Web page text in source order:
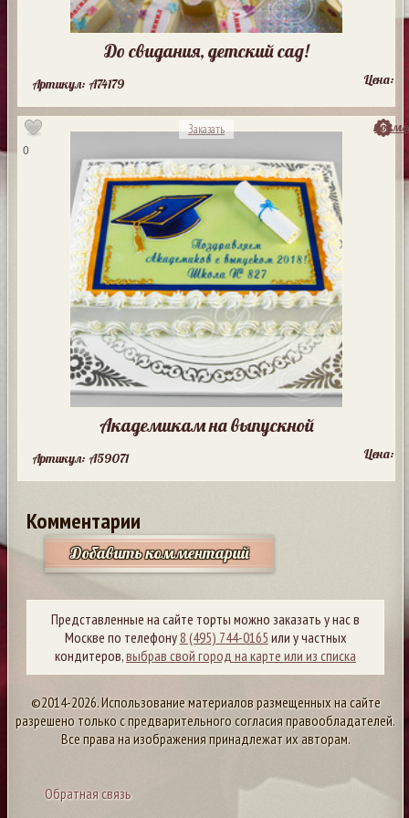
До свидания, детский сад!
Артикул: A74179 Цена:
0
Заказать
Академикам на выпускной
Артикул: A59071 Цена:
Комментарии
Добавить комментарий
Представленные на сайте торты можно заказать у нас в
Москве по телефону8 (495) 744-0165 или у частных
кондитеров,выбрав свой город на карте или из списка
©2014-2026. Использование материалов размещенных на сайте
разрешено только с предварительного согласия правообладателей.
Все права на изображения принадлежат их авторам.
Обратная связь